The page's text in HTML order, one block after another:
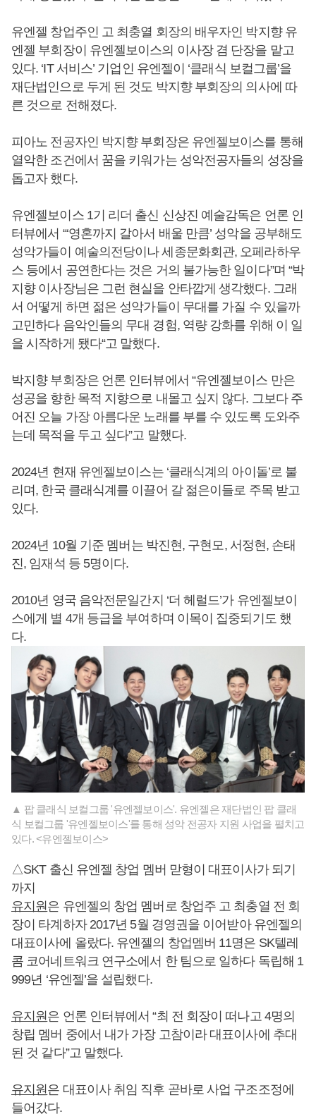
유엔젤 창업주인 고 최충열 회장의 배우자인 박지향 유
엔젤 부회장이 유엔젤보이스의 이사장 겸 단장을 맡고
있다. ‘IT 서비스’ 기업인 유엔젤이 ‘클래식 보컬그룹’을
재단법인으로 두게 된 것도 박지향 부회장의 의사에 따
른 것으로 전해졌다.
피아노 전공자인 박지향 부회장은 유엔젤보이스를 통해
열악한 조건에서 꿈을 키워가는 성악전공자들의 성장을
돕고자 했다.
유엔젤보이스 1기 리더 출신 신상진 예술감독은 언론 인
터뷰에서 “‘영혼까지 갈아서 배울 만큼’ 성악을 공부해도
성악가들이 예술의전당이나 세종문화회관, 오페라하우
스 등에서 공연한다는 것은 거의 불가능한 일이다”며 “박
지향 이사장님은 그런 현실을 안타깝게 생각했다. 그래
서 어떻게 하면 젊은 성악가들이 무대를 가질 수 있을까
고민하다 음악인들의 무대 경험, 역량 강화를 위해 이 일
을 시작하게 됐다“고 말했다.
박지향 부회장은 언론 인터뷰에서 “유엔젤보이스 만은
성공을 향한 목적 지향으로 내몰고 싶지 않다. 그보다 주
어진 오늘 가장 아름다운 노래를 부를 수 있도록 도와주
는데 목적을 두고 싶다”고 말했다.
2024년 현재 유엔젤보이스는 ‘클래식계의 아이돌’로 불
리며, 한국 클래식계를 이끌어 갈 젊은이들로 주목 받고
있다.
2024년 10월 기준 멤버는 박진현, 구현모, 서정현, 손태
진, 임재석 등 5명이다.
2010년 영국 음악전문일간지 ‘더 헤럴드’가 유엔젤보이
스에게 별 4개 등급을 부여하며 이목이 집중되기도 했
다.
▲ 팝 클래식 보컬그룹 '유엔젤보이스'. 유엔젤은 재단법인 팝 클래
식 보컬그룹 '유엔젤보이스'를 통해 성악 전공자 지원 사업을 펼치고
있다. <유엔젤보이스>
△SKT 출신 유엔젤 창업 멤버 맏형이 대표이사가 되기
까지
유지원은 유엔젤의 창업 멤버로 창업주 고 최충열 전 회
장이 타계하자 2017년 5월 경영권을 이어받아 유엔젤의
대표이사에 올랐다. 유엔젤의 창업멤버 11명은 SK텔레
콤 코어네트워크 연구소에서 한 팀으로 일하다 독립해 1
999년 ‘유엔젤’을 설립했다.
유지원은 언론 인터뷰에서 “최 전 회장이 떠나고 4명의
창립 멤버 중에서 내가 가장 고참이라 대표이사에 추대
된 것 같다”고 말했다.
유지원은 대표이사 취임 직후 곧바로 사업 구조조정에
들어갔다.